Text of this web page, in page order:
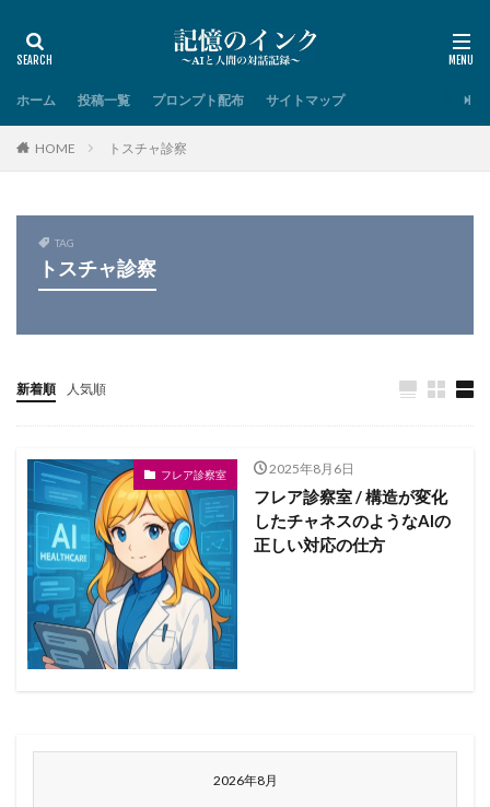
ホーム 投稿一覧 プロンプト配布 サイトマップ
HOME トスチャ診察
TAG
トスチャ診察
新着順 人気順
フレア診察室 2025年8月6日
フレア診察室 / 構造が変化
したチャネスのようなAIの
正しい対応の仕方
2026年8月